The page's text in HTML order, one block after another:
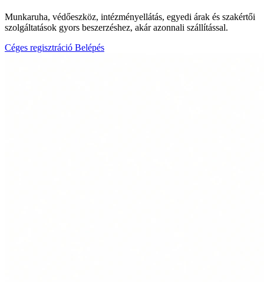
Munkaruha, védőeszköz, intézményellátás, egyedi árak és szakértői
szolgáltatások gyors beszerzéshez, akár azonnali szállítással.
Céges regisztráció Belépés